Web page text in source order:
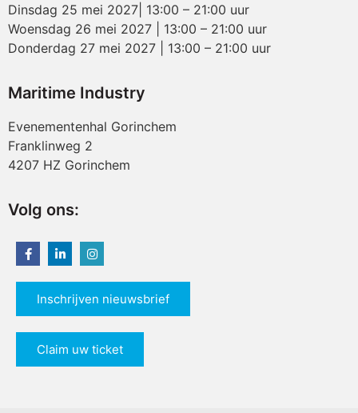
Dinsdag 25 mei 2027| 13:00 – 21:00 uur
Woensdag 26 mei 2027 | 13:00 – 21:00 uur
Donderdag 27 mei 2027 | 13:00 – 21:00 uur
Maritime Industry
Evenementenhal Gorinchem
Franklinweg 2
4207 HZ Gorinchem
Volg ons:
Inschrijven nieuwsbrief
Claim uw ticket